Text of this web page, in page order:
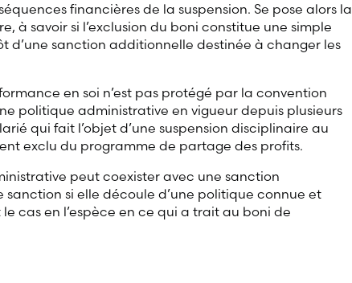
financières de la suspension. Se pose alors la
à savoir si l’exclusion du boni constitue une simple
d’une sanction additionnelle destinée à changer les
en soi n’est pas protégé par la convention
politique administrative en vigueur depuis plusieurs
qui fait l’objet d’une suspension disciplinaire au
exclu du programme de partage des profits.
peut coexister avec une sanction
si elle découle d’une politique connue et
cas en l’espèce en ce qui a trait au boni de